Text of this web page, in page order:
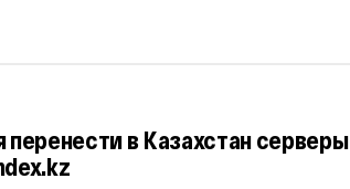
перенести в Казахстан серверы